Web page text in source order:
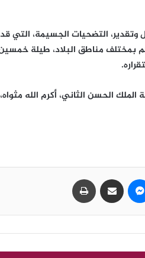
وتقدير، التضحيات الجسيمة، التي
بمختلف مناطق البلاد، طيلة
الملك الحسن الثاني، أكرم الله